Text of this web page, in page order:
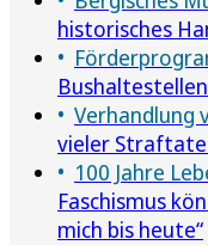
historisches
Verhandlung
vieler
100 Jahre
Faschismus
mich bis heute“